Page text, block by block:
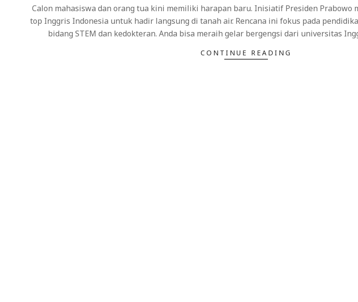
22
Calon mahasiswa dan orang tua kini memiliki harapan baru. Inisiatif Presiden Prabowo
top Inggris Indonesia untuk hadir langsung di tanah air. Rencana ini fokus pada
bidang STEM dan kedokteran. Anda bisa meraih gelar bergengsi dari universitas
CONTINUE READING